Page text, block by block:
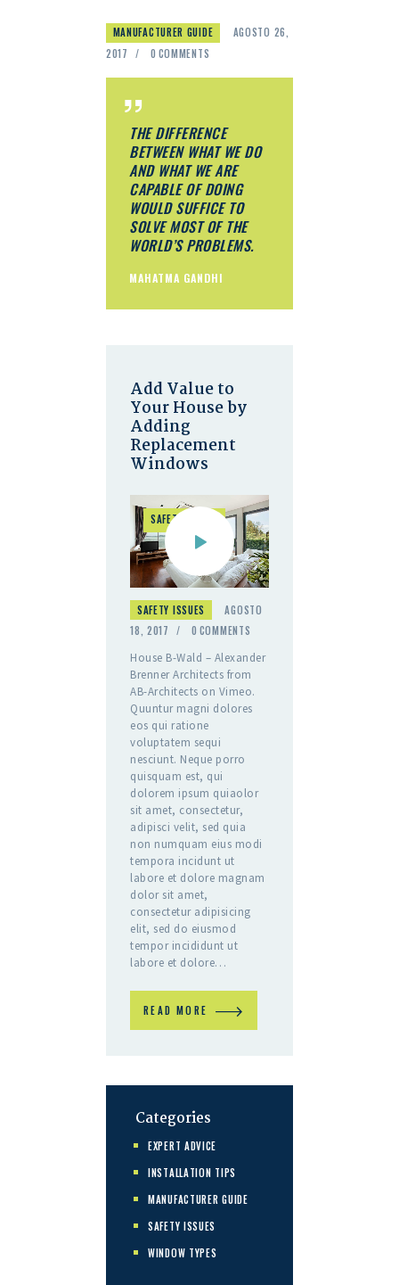
MANUFACTURER GUIDE
AGOSTO 26,
2017
0 COMMENTS
THE DIFFERENCE
BETWEEN WHAT WE DO
AND WHAT WE ARE
CAPABLE OF DOING
WOULD SUFFICE TO
SOLVE MOST OF THE
WORLD’S PROBLEMS.
MAHATMA GANDHI
Add Value to
Your House by
Adding
Replacement
Windows
SAFETY ISSUES
SAFETY ISSUES
AGOSTO
18, 2017
0 COMMENTS
House B-Wald – Alexander
Brenner Architects from
AB-Architects on Vimeo.
Quuntur magni dolores
eos qui ratione
voluptatem sequi
nesciunt. Neque porro
quisquam est, qui
dolorem ipsum quiaolor
sit amet, consectetur,
adipisci velit, sed quia
non numquam eius modi
tempora incidunt ut
labore et dolore magnam
dolor sit amet,
consectetur adipisicing
elit, sed do eiusmod
tempor incididunt ut
labore et dolore…
READ MORE
Categories
EXPERT ADVICE
INSTALLATION TIPS
MANUFACTURER GUIDE
SAFETY ISSUES
WINDOW TYPES